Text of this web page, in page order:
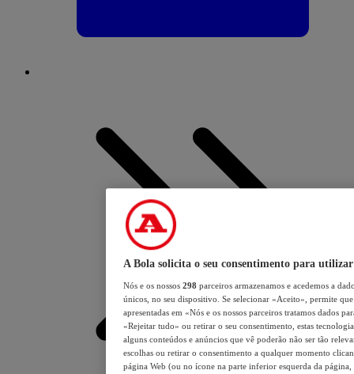
A Bola solicita o seu consentimento para utilizar
Nós e os nossos 298 parceiros armazenamos e acedemos a
únicos, no seu dispositivo. Se selecionar «Aceito», permite
apresentadas em «Nós e os nossos parceiros tratamos dados
«Rejeitar tudo» ou retirar o seu consentimento, estas
alguns conteúdos e anúncios que vê poderão não ser tão
escolhas ou retirar o consentimento a qualquer momento
página Web (ou no ícone na parte inferior esquerda da página,